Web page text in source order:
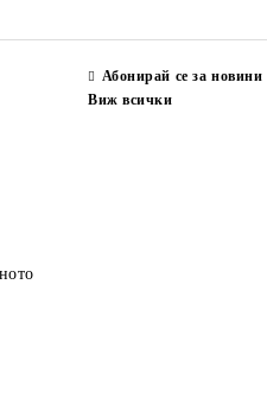
Абонирай се за новини
Виж всички